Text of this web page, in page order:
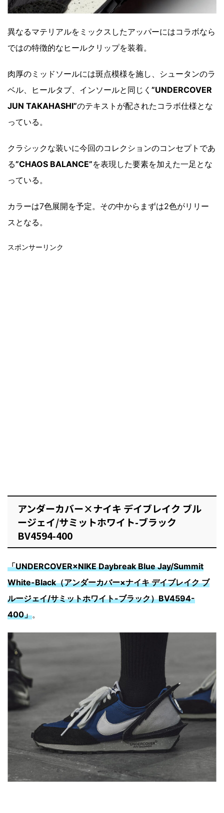
異なるマテリアルをミックスしたアッパーにはコラボなら
ではの特徴的なヒールクリップを装着。
肉厚のミッドソールには斑点模様を施し、シュータンのラ
ベル、ヒールタブ、インソールと同じく ”UNDERCOVER
JUN TAKAHASHI”のテキストが配されたコラボ仕様とな
っている。
クラシックな装いに今回のコレクションのコンセプトであ
る”CHAOS BALANCE”を表現した要素を加えた一足とな
っている。
カラーは7色展開を予定。その中からまずは2色がリリー
スとなる。
スポンサーリンク
アンダーカバー×ナイキ デイブレイク ブル
ージェイ/サミットホワイト-ブラック
BV4594-400
「UNDERCOVER×NIKE Daybreak Blue Jay/Summit
White-Black（アンダーカバー×ナイキ デイブレイク ブ
ルージェイ/サミットホワイト-ブラック）BV4594-
400」。